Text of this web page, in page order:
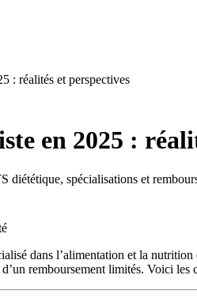
: réalités et perspectives
en 2025 :
diététique, spécialisations et
dans l’alimentation et la
remboursement limités. Voici les